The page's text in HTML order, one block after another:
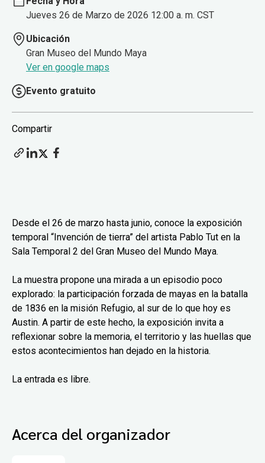
Jueves 26 de Marzo de 2026 12:00 a. m. CST
Ubicación
Gran Museo del Mundo Maya
Ver en google maps
Evento gratuito
Compartir
Desde el 26 de marzo hasta junio, conoce la exposición
temporal “Invención de tierra” del artista Pablo Tut en la
Sala Temporal 2 del Gran Museo del Mundo Maya.
La muestra propone una mirada a un episodio poco
explorado: la participación forzada de mayas en la batalla
de 1836 en la misión Refugio, al sur de lo que hoy es
Austin. A partir de este hecho, la exposición invita a
reflexionar sobre la memoria, el territorio y las huellas que
estos acontecimientos han dejado en la historia.
La entrada es libre.
Acerca del organizador